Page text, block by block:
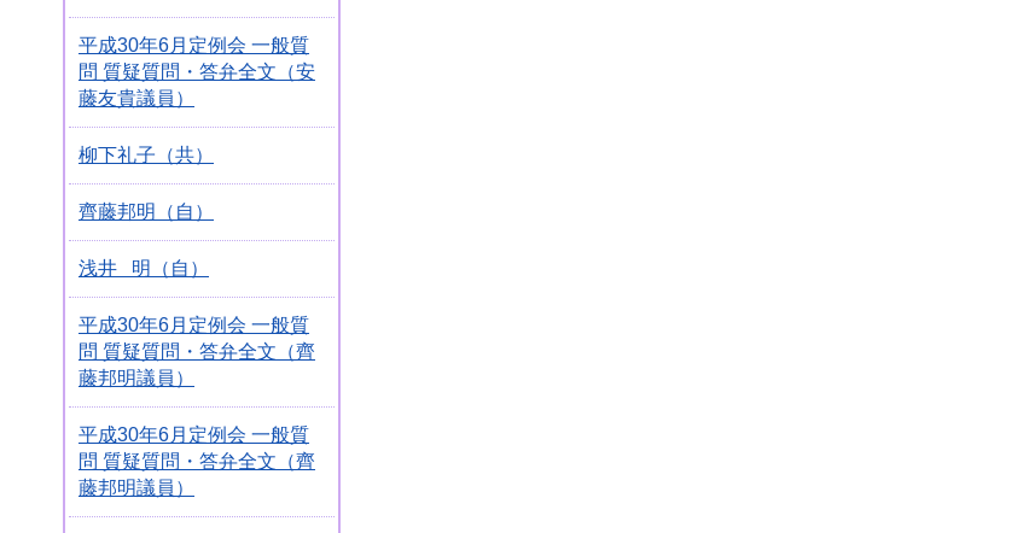
平成30年6月定例会 一般質
問 質疑質問・答弁全文（安
藤友貴議員）
柳下礼子（共）
齊藤邦明（自）
浅井 明（自）
平成30年6月定例会 一般質
問 質疑質問・答弁全文（齊
藤邦明議員）
平成30年6月定例会 一般質
問 質疑質問・答弁全文（齊
藤邦明議員）